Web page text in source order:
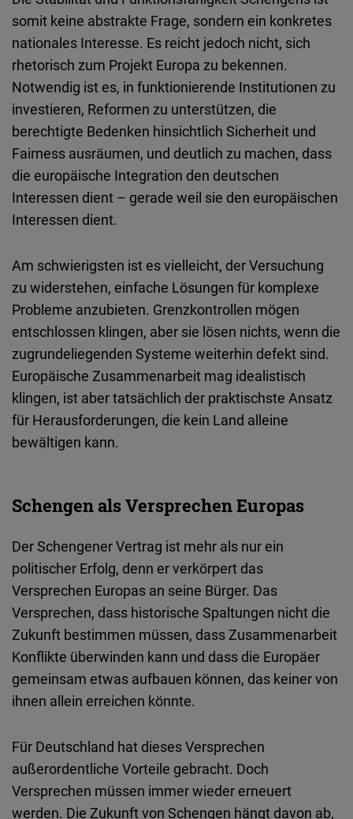
somit keine abstrakte Frage, sondern ein konkretes
nationales Interesse. Es reicht jedoch nicht, sich
rhetorisch zum Projekt Europa zu bekennen.
Notwendig ist es, in funktionierende Institutionen zu
investieren, Reformen zu unterstützen, die
berechtigte Bedenken hinsichtlich Sicherheit und
Fairness ausräumen, und deutlich zu machen, dass
die europäische Integration den deutschen
Interessen dient – gerade weil sie den europäischen
Interessen dient.
Am schwierigsten ist esvielleicht, der Versuchung
zu widerstehen, einfache Lösungen für komplexe
Probleme anzubieten. Grenzkontrollen mögen
entschlossen klingen, aber sie lösen nichts, wenn die
zugrundeliegenden Systeme weiterhin defekt sind.
Europäische Zusammenarbeit mag idealistisch
klingen, ist abertatsächlich der praktischste Ansatz
für Herausforderungen, die kein Land alleine
bewältigen kann.
Schengen als Versprechen Europas
DerSchengenerVertrag ist mehr als nur ein
politischer Erfolg, denn erverkörpert das
Versprechen Europas an seine Bürger. Das
Versprechen, dass historische Spaltungen nicht die
Zukunft bestimmen müssen, dassZusammenarbeit
Konflikte überwinden kann und dass die Europäer
gemeinsam etwas aufbauen können, das keiner von
ihnen allein erreichen könnte.
Für Deutschland hat diesesVersprechen
außerordentliche Vorteile gebracht. Doch
Versprechen müssen immerwieder erneuert
werden. Die Zukunftvon Schengen hängt davon ab,